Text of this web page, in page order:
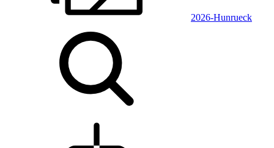
2026-Hunrueck